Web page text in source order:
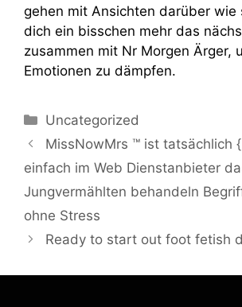
gehen mit Ansichten darüber
dich ein bisschen mehr das
zusammen mit Nr Morgen Ärger,
Emotionen zu dämpfen.
Uncategorized
MissNowMrs ™ ist tatsächlich
einfach im Web Dienstanbieter
Jungvermählten behandeln
ohne Stress
Ready to start out foot fetish